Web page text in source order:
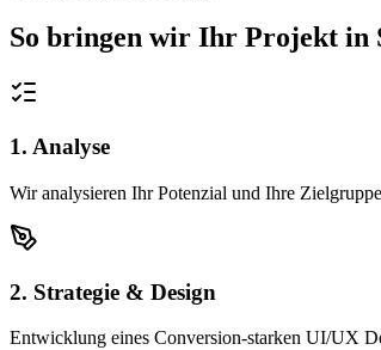
So bringen wir Ihr Projekt in
1. Analyse
Wir analysieren Ihr Potenzial und Ihre
2. Strategie & Design
Entwicklung eines Conversion-starken UI/UX